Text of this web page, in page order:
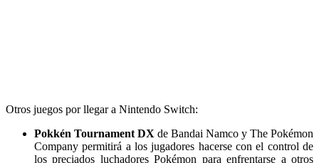
Otros juegos por llegar a Nintendo Switch:
Pokkén Tournament DX de Bandai Namco y The Pokémon
Company permitirá a los jugadores hacerse con el control de
los preciados luchadores Pokémon para enfrentarse a otros